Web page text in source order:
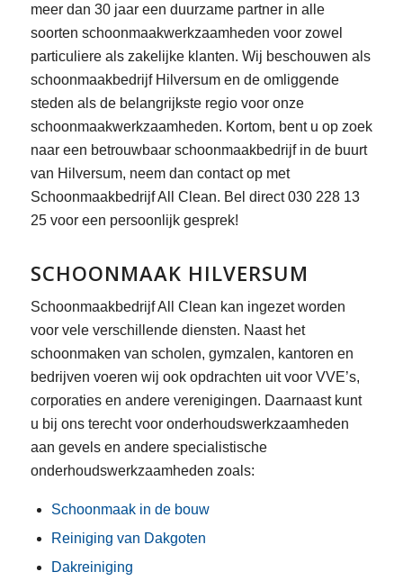
meer dan 30 jaar een duurzame partner in alle
soorten schoonmaakwerkzaamheden voor zowel
particuliere als zakelijke klanten. Wij beschouwen als
schoonmaakbedrijf Hilversum en de omliggende
steden als de belangrijkste regio voor onze
schoonmaakwerkzaamheden. Kortom, bent u op zoek
naar een betrouwbaar schoonmaakbedrijf in de buurt
van Hilversum, neem dan contact op met
Schoonmaakbedrijf All Clean. Bel direct 030 228 13
25 voor een persoonlijk gesprek!
SCHOONMAAK HILVERSUM
Schoonmaakbedrijf All Clean kan ingezet worden
voor vele verschillende diensten. Naast het
schoonmaken van scholen, gymzalen, kantoren en
bedrijven voeren wij ook opdrachten uit voor VVE’s,
corporaties en andere verenigingen. Daarnaast kunt
u bij ons terecht voor onderhoudswerkzaamheden
aan gevels en andere specialistische
onderhoudswerkzaamheden zoals:
Schoonmaak in de bouw
Reiniging van Dakgoten
Dakreiniging